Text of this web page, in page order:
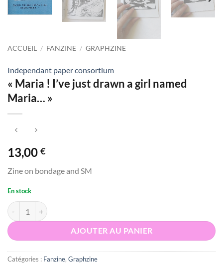
ACCUEIL / FANZINE / GRAPHZINE
Independant paper consortium
« Maria ! I’ve just drawn a girl named
Maria… »
13,00 €
Zine on bondage and SM
En stock
quantité de "Maria ! I've just drawn a girl named Maria..."
AJOUTER AU PANIER
Catégories : Fanzine, Graphzine